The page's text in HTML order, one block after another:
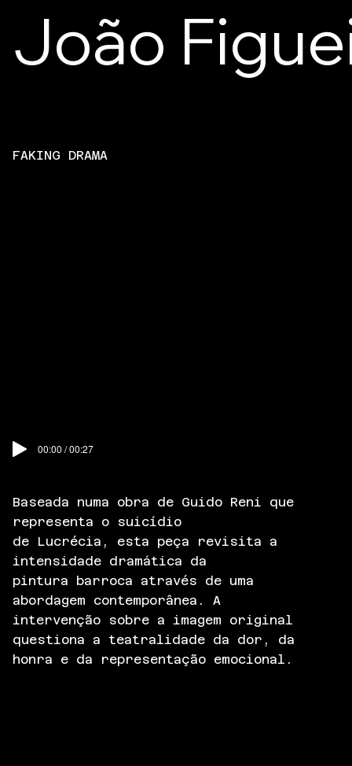
João
FAKING DRAMA
Baseada numa obra de Guido Reni que
representa o suicídio
de Lucrécia, esta peça revisita a
intensidade dramática da
pintura barroca através de uma
abordagem contemporânea. A
intervenção sobre a imagem original
questiona a teatralidade da dor, da
honra e da representação emocional.
00:00 / 00:27